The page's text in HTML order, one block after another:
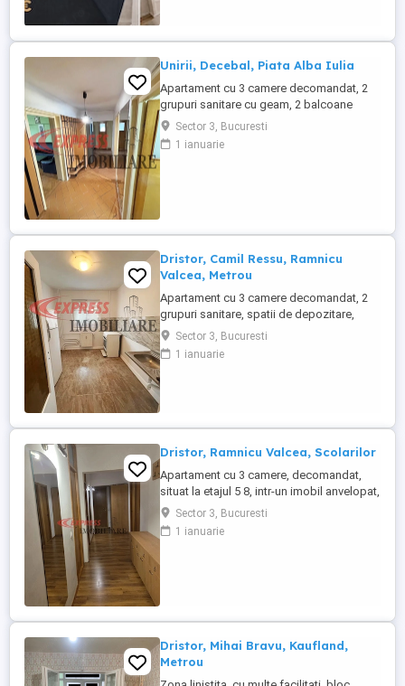
orașului, locuința se ...
Unirii, Decebal, Piata Alba Iulia
Apartament cu 3 camere decomandat, 2
grupuri sanitare cu geam, 2 balcoane
inchise, spatii de depozitare, luminos,
situat la etajul 8 in bloc de 9 nivele.
Sector 3, Bucuresti
1 ianuarie
Dristor, Camil Ressu, Ramnicu
Valcea, Metrou
Apartament cu 3 camere decomandat, 2
grupuri sanitare, spatii de depozitare,
luminos, liber, gol, situat la etajul 4 in bloc
de 8 nivele reabilitat.
Sector 3, Bucuresti
1 ianuarie
Dristor, Ramnicu Valcea, Scolarilor
Apartament cu 3 camere, decomandat,
situat la etajul 5 8, intr-un imobil anvelopat,
construit in anul 1983, cu 2 grupuri
sanitare, ambele cu geam, instalatii
electrice si sanitare refacute, loc de
Sector 3, Bucuresti
1 ianuarie
Dristor, Mihai Bravu, Kaufland,
Metrou